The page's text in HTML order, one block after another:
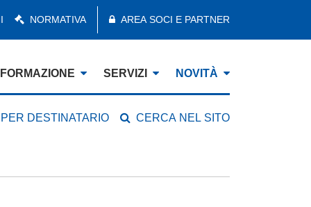
NORMATIVA AREA SOCI E PARTNER
FORMAZIONE SERVIZI NOVITÀ
DESTINATARIO CERCA NEL SITO